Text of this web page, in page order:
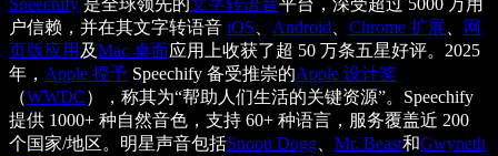
Speechify 是全球领先的文字转语音平台，深受超过 5000 万用
户信赖，并在其文字转语音 iOS Android Chrome 扩展
网
页版应用 及Mac 桌面应用上收获了超 50 万条五星好评。2025
年， Apple 授予 Speechify 备受推崇的Apple 设计奖
（WWDC），称其为“帮助人们生活的关键资源”。Speechify
提供 1000+ 种自然音色，支持 60+ 种语言，服务覆盖近 200
个国家/地区。明星声音包括Snoop Dogg Mr. Beast和Gwyneth